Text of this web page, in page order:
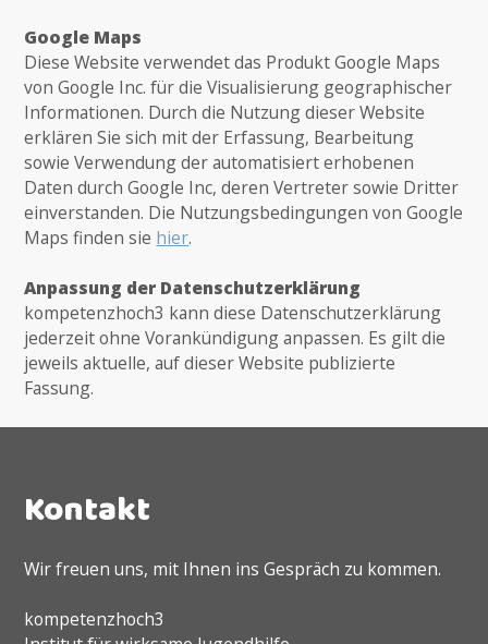
Google Maps
Diese Website verwendet das Produkt Google Maps
von Google Inc. für die Visualisierung geographischer
Informationen. Durch die Nutzung dieser Website
erklären Sie sich mit der Erfassung, Bearbeitung
sowie Verwendung der automatisiert erhobenen
Daten durch Google Inc, deren Vertreter sowie Dritter
einverstanden. Die Nutzungsbedingungen von Google
Maps finden sie hier.
Anpassung der Datenschutzerklärung
kompetenzhoch3 kann diese Datenschutzerklärung
jederzeit ohne Vorankündigung anpassen. Es gilt die
jeweils aktuelle, auf dieser Website publizierte
Fassung.
Kontakt
Wir freuen uns, mit Ihnen ins Gespräch zu kommen.
kompetenzhoch3